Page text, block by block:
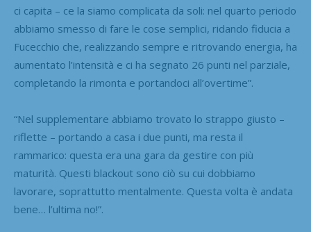
ci capita – ce la siamo complicata da soli: nel quarto periodo
abbiamo smesso di fare le cose semplici, ridando fiducia a
Fucecchio che, realizzando sempre e ritrovando energia, ha
aumentato l’intensità e ci ha segnato 26 punti nel parziale,
completando la rimonta e portandoci all’overtime”.
“Nel supplementare abbiamo trovato lo strappo giusto –
riflette – portando a casa i due punti, ma resta il
rammarico: questa era una gara da gestire con più
maturità. Questi blackout sono ciò su cui dobbiamo
lavorare, soprattutto mentalmente. Questa volta è andata
bene… l’ultima no!”.